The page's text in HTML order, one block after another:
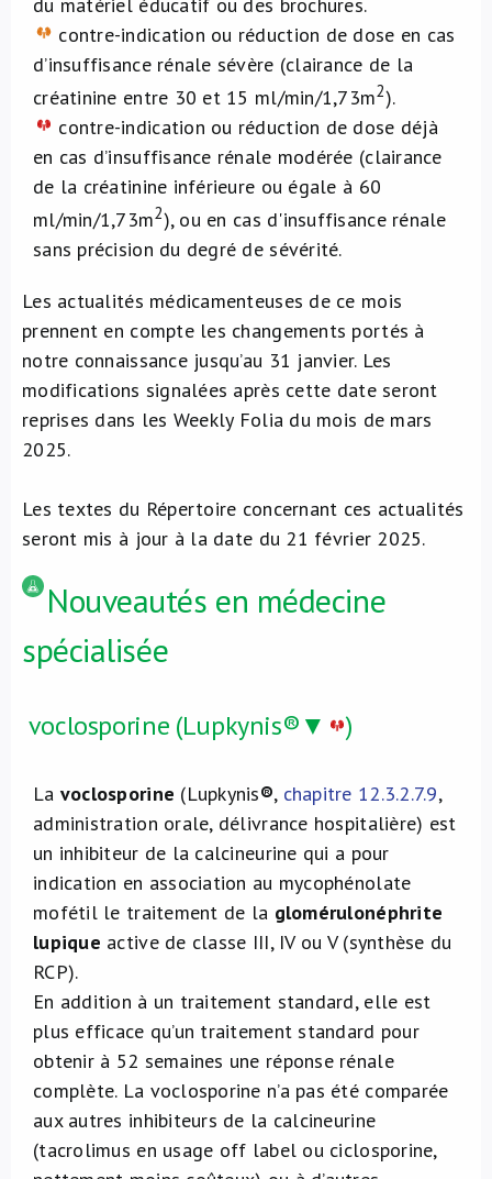
contre-indication ou réduction de dose en cas
d’insuffisance rénale sévère (clairance de la
créatinine entre 30 et 15 ml/min/1,73m2).
contre-indication ou réduction de dose déjà
en cas d’insuffisance rénale modérée (clairance
de la créatinine inférieure ou égale à 60
ml/min/1,73m2), ou en cas d'insuffisance rénale
sans précision du degré de sévérité.
Les actualités médicamenteuses de ce mois
prennent en compte les changements portés à
notre connaissance jusqu’au 31 janvier. Les
modifications signalées après cette date seront
reprises dans les Weekly Folia du mois de mars
2025.
Les textes du Répertoire concernant ces actualités
seront mis à jour à la date du 21 février 2025.
Nouveautés en médecine
spécialisée
voclosporine (Lupkynis®▼ )
La voclosporine (Lupkynis®, chapitre 12.3.2.7.9,
administration orale, délivrance hospitalière) est
un inhibiteur de la calcineurine qui a pour
indication en association au mycophénolate
mofétil le traitement de la glomérulonéphrite
lupique active de classe III, IV ou V (synthèse du
RCP).
En addition à un traitement standard, elle est
plus efficace qu’un traitement standard pour
obtenir à 52 semaines une réponse rénale
complète. La voclosporine n’a pas été comparée
aux autres inhibiteurs de la calcineurine
(tacrolimus en usage off label ou ciclosporine,